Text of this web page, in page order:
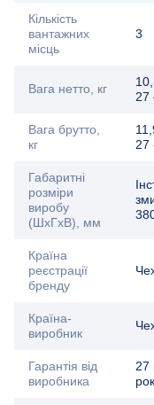
Кількість
вантажних
місць
3
Вага нетто, кг
27
Вага брутто,
кг
27
Габаритні
розміри
виробу
(ШхГхВ), мм
Країна
реєстрації
бренду
Країна-
виробник
Гарантія від
виробника
27